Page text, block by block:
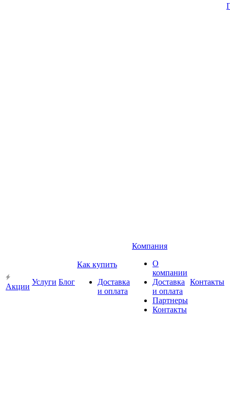
Акции
Услуги Блог
Как купить
Доставка
и оплата
Компания
О
компании
Доставка
и оплата
Партнеры
Контакты
Контакты